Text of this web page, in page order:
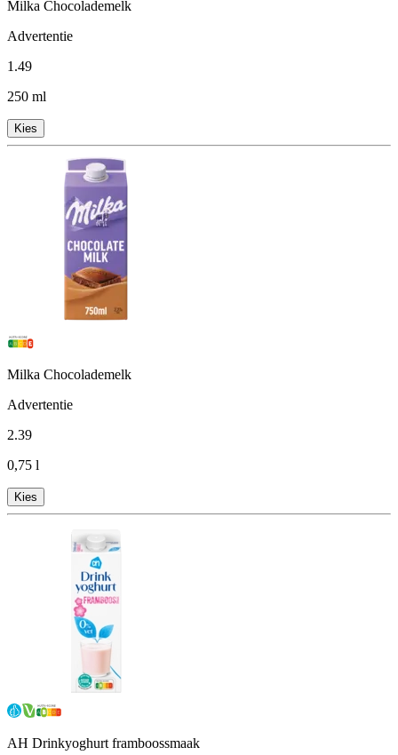
Milka Chocolademelk
Advertentie
1.49
250 ml
Kies
Milka Chocolademelk
Advertentie
2.39
0,75 l
Kies
AH Drinkyoghurt framboossmaak